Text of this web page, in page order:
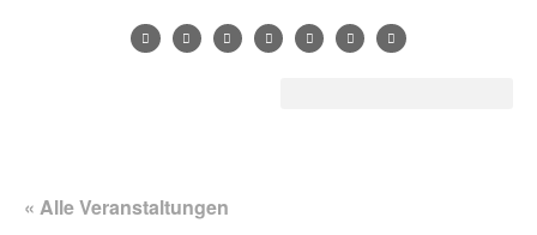
« Alle Veranstaltungen